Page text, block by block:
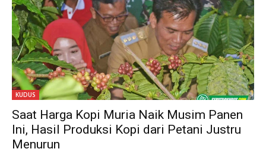
KUDUS
Saat Harga Kopi Muria Naik Musim Panen
Ini, Hasil Produksi Kopi dari Petani Justru
Menurun